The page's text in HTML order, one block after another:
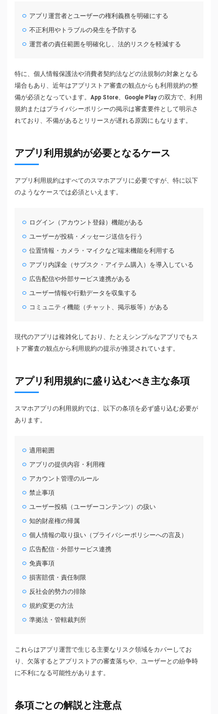
アプリ運営者とユーザーの権利義務を明確にする
不正利用やトラブルの発生を予防する
運営者の責任範囲を明確化し、法的リスクを軽減する
特に、個人情報保護法や消費者契約法などの法規制の対象となる
場合もあり、近年はアプリストア審査の観点からも利用規約の整
備が必須となっています。App Store、Google Play の双方で、利用
規約またはプライバシーポリシーの掲示は審査要件として明示さ
れており、不備があるとリリースが遅れる原因にもなります。
アプリ利用規約が必要となるケース
アプリ利用規約はすべてのスマホアプリに必要ですが、特に以下
のようなケースでは必須といえます。
ログイン（アカウント登録）機能がある
ユーザーが投稿・メッセージ送信を行う
位置情報・カメラ・マイクなど端末機能を利用する
アプリ内課金（サブスク・アイテム購入）を導入している
広告配信や外部サービス連携がある
ユーザー情報や行動データを収集する
コミュニティ機能（チャット、掲示板等）がある
現代のアプリは複雑化しており、たとえシンプルなアプリでもス
トア審査の観点から利用規約の提示が推奨されています。
アプリ利用規約に盛り込むべき主な条項
スマホアプリの利用規約では、以下の条項を必ず盛り込む必要が
あります。
適用範囲
アプリの提供内容・利用権
アカウント管理のルール
禁止事項
ユーザー投稿（ユーザーコンテンツ）の扱い
知的財産権の帰属
個人情報の取り扱い（プライバシーポリシーへの言及）
広告配信・外部サービス連携
免責事項
損害賠償・責任制限
反社会的勢力の排除
規約変更の方法
準拠法・管轄裁判所
これらはアプリ運営で生じる主要なリスク領域をカバーしてお
り、欠落するとアプリストアの審査落ちや、ユーザーとの紛争時
に不利になる可能性があります。
条項ごとの解説と注意点